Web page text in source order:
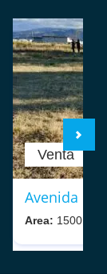
Venta
Avenida La
Area: 1500m